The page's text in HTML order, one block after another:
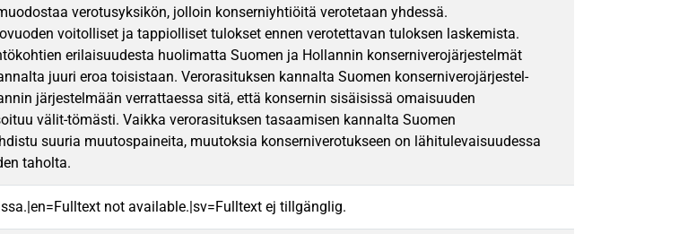
verotusyksikön, jolloin konserniyhtiöitä verotetaan yhdessä.
voitolliset ja tappiolliset tulokset ennen verotettavan tuloksen laskemista.
erilaisuudesta huolimatta Suomen ja Hollannin konserniverojärjestelmät
juuri eroa toisistaan. Verorasituksen kannalta Suomen konserniverojärjestel-
järjestelmään verrattaessa sitä, että konsernin sisäisissä omaisuuden
välit-tömästi. Vaikka verorasituksen tasaamisen kannalta Suomen
suuria muutospaineita, muutoksia konserniverotukseen on lähitulevaisuudessa
taholta.
not available.|sv=Fulltext ej tillgänglig.